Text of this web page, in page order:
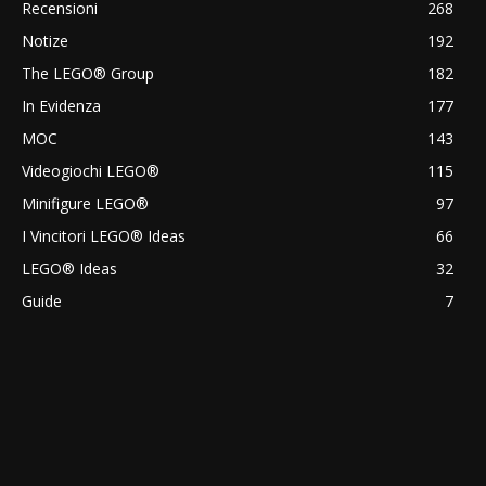
Recensioni
268
Notize
192
The LEGO® Group
182
In Evidenza
177
MOC
143
Videogiochi LEGO®
115
Minifigure LEGO®
97
I Vincitori LEGO® Ideas
66
LEGO® Ideas
32
Guide
7